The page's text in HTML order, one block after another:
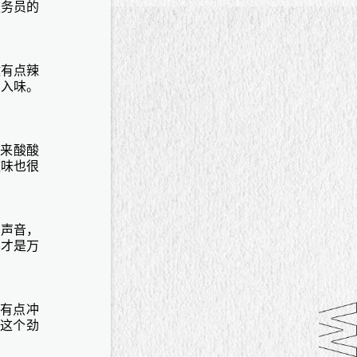
员的
点辣
味。
酸酸
也很
音，
是万
点冲
个劲